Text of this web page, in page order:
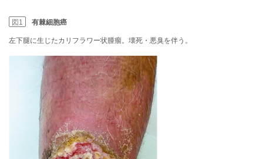
図1 有棘細胞癌
左下腿に生じたカリフラワー状腫瘤。壊死・悪臭を伴う。